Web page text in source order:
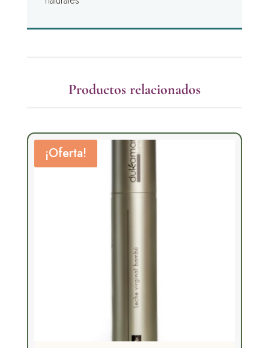
Productos relacionados
¡Oferta!